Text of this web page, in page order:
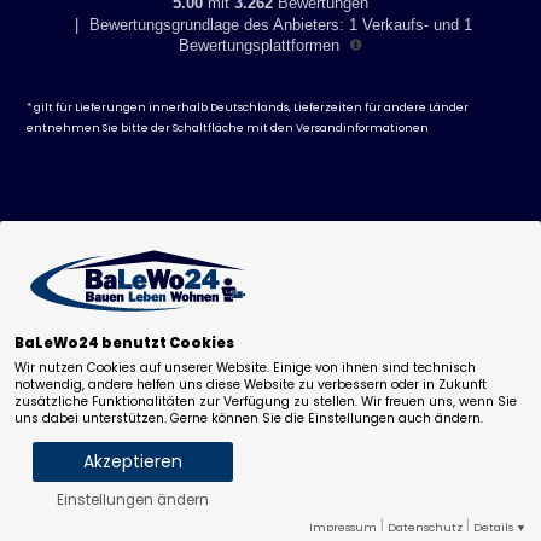
Dieser Artikel ist momentan nicht lieferbar.
|
Bewertungsgrundlage des Anbieters: 1 Verkaufs- und 1
Bewertungsplattformen
* gilt für Lieferungen innerhalb Deutschlands, Lieferzeiten für andere Länder
entnehmen Sie bitte der Schaltfläche mit denVersandinformationen
BaLeWo24 benutzt Cookies
Wir nutzen Cookies auf unserer Website. Einige von ihnen sind technisch
notwendig, andere helfen uns diese Website zu verbessern oder in Zukunft
zusätzliche Funktionalitäten zur Verfügung zu stellen. Wir freuen uns, wenn Sie
uns dabei unterstützen. Gerne können Sie die Einstellungen auch ändern.
Akzeptieren
Einstellungen ändern
Statistik Marketing
Impressum Datenschutz Details ▼